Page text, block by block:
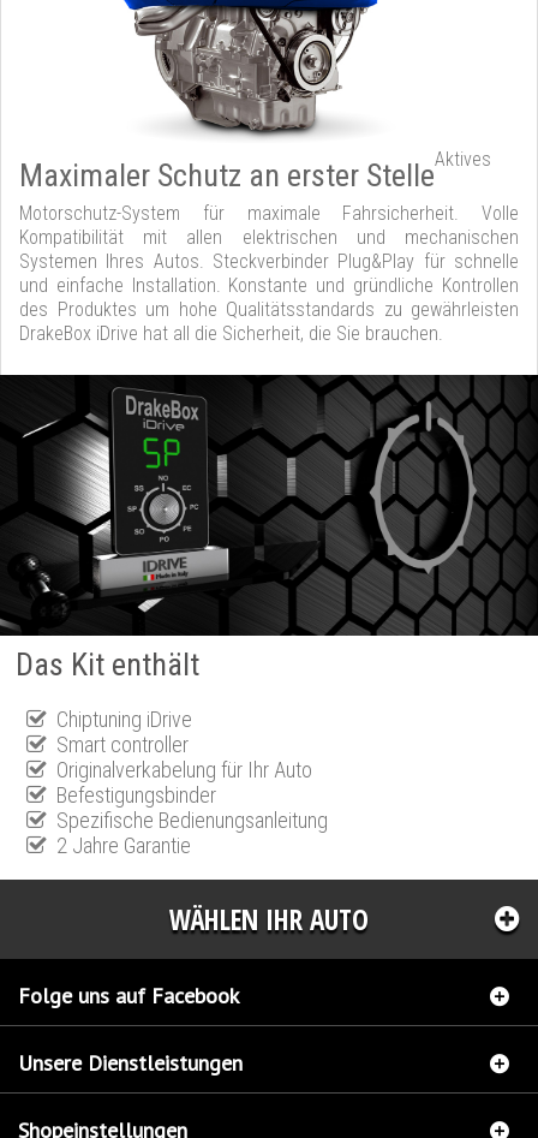
Maximaler Schutz an erster StelleAktives
Motorschutz-System für maximale Fahrsicherheit. Volle
Kompatibilität mit allen elektrischen und mechanischen
Systemen Ihres Autos. Steckverbinder Plug&Play für schnelle
und einfache Installation. Konstante und gründliche Kontrollen
des Produktes um hohe Qualitätsstandards zu gewährleisten
DrakeBox iDrive hat all die Sicherheit, die Sie brauchen.
Das Kit enthält
Chiptuning iDrive
Smart controller
Originalverkabelung für Ihr Auto
Befestigungsbinder
Spezifische Bedienungsanleitung
2 Jahre Garantie
WÄHLEN IHR AUTO
Folge uns auf Facebook
Unsere Dienstleistungen
Shopeinstellungen